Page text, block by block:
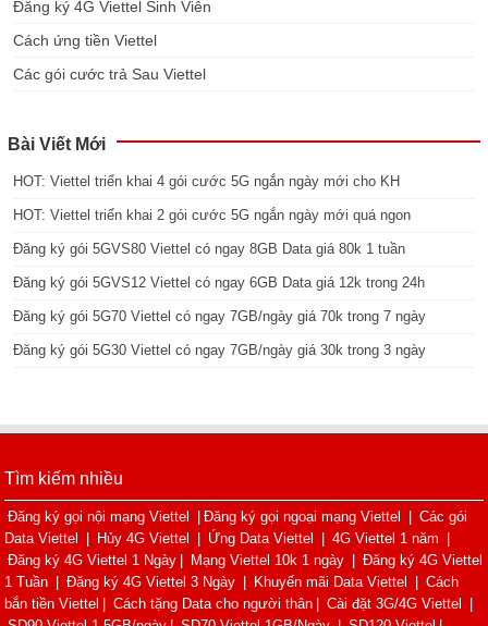
Đăng ký 4G Viettel Sinh Viên
Cách ứng tiền Viettel
Các gói cước trả Sau Viettel
Bài Viết Mới
HOT: Viettel triển khai 4 gói cước 5G ngắn ngày mới cho KH
HOT: Viettel triển khai 2 gói cước 5G ngắn ngày mới quá ngon
Đăng ký gói 5GVS80 Viettel có ngay 8GB Data giá 80k 1 tuần
Đăng ký gói 5GVS12 Viettel có ngay 6GB Data giá 12k trong 24h
Đăng ký gói 5G70 Viettel có ngay 7GB/ngày giá 70k trong 7 ngày
Đăng ký gói 5G30 Viettel có ngay 7GB/ngày giá 30k trong 3 ngày
Tìm kiếm nhiều
Đăng ký gọi nội mạng Viettel Đăng ký gọi ngoại mạng Viettel
Các gói
Data Viettel
Hủy 4G Viettel Ứng Data Viettel 4G Viettel 1 năm
Đăng ký 4G Viettel 1 Ngày
Mạng Viettel 10k 1 ngày
Đăng ký 4G Viettel
1 Tuần
Đăng ký 4G Viettel 3 Ngày Khuyến mãi Data Viettel
Cách
bắn tiền Viettel
Cách tặng Data cho người thân Cài đặt 3G/4G Viettel